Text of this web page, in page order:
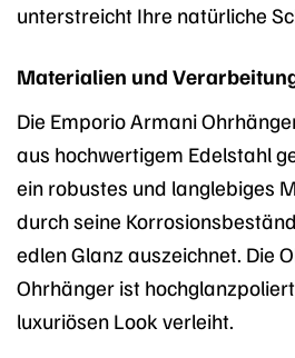
unterstreicht Ihre natürliche
Materialien und
Die Emporio Armani
aus hochwertigem Edelstahl
ein robustes und langlebiges
durch seine
edlen Glanz auszeichnet. Die
Ohrhänger ist
luxuriösen Look verleiht.